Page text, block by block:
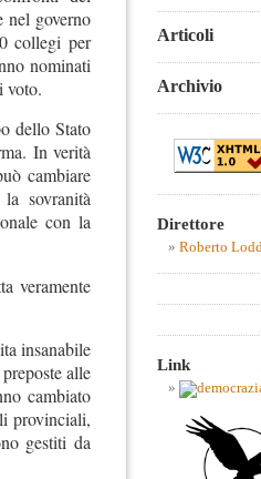
nel governo
collegi per
nominati
voto.
dello Stato
In verità
cambiare
sovranità
con la
veramente
insanabile
alle
cambiato
provinciali,
gestiti da
Articoli
Archivio
Direttore
Roberto
Link